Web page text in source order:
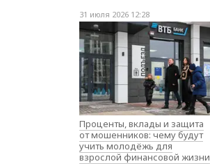
31 июля 2026 12:28
Проценты, вклады и защита
от мошенников: чему будут
учить молодёжь для
взрослой финансовой жизни